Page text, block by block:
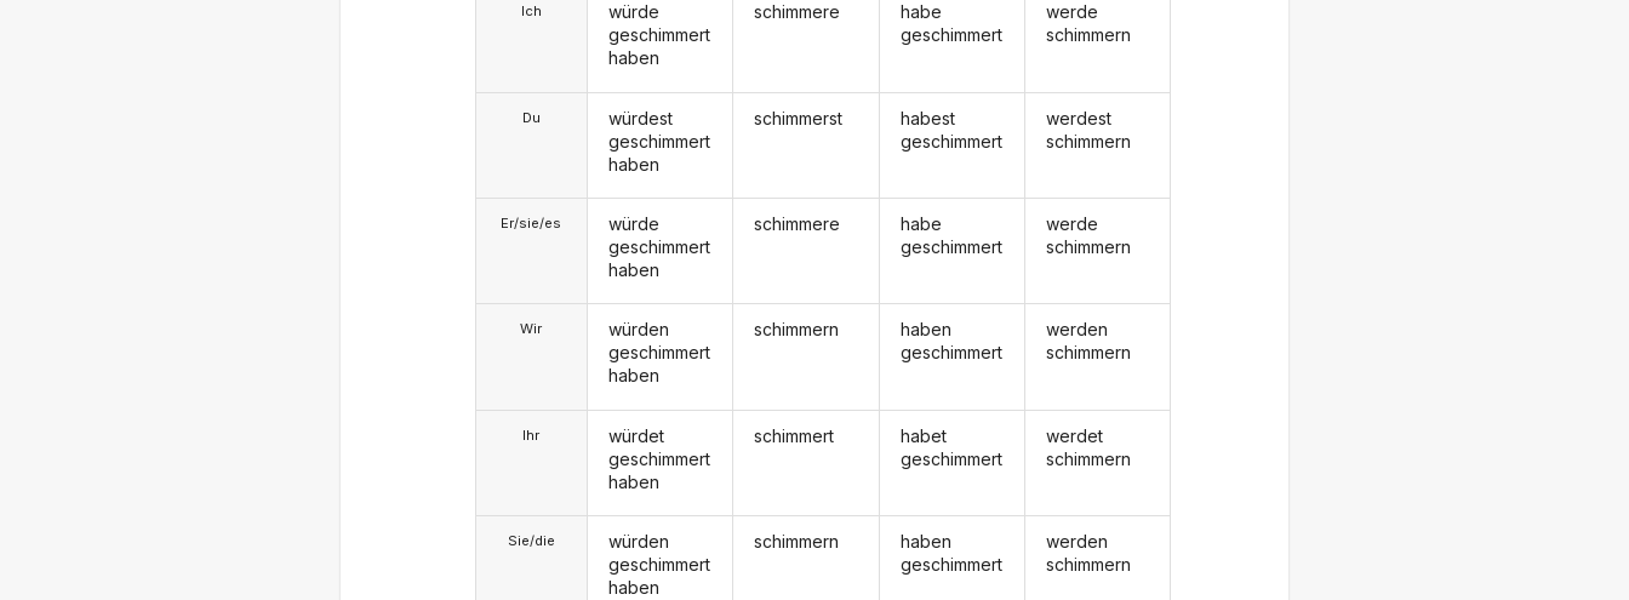
Ich
Du
Er/sie/es
Wir
Ihr
Sie/die
würde
geschimmert
haben
würdest
geschimmert
haben
würde
geschimmert
haben
würden
geschimmert
haben
würdet
geschimmert
haben
würden
geschimmert
haben
schimmere
schimmerst
schimmere
schimmern
schimmert
schimmern
habe
geschimmert
habest
geschimmert
habe
geschimmert
haben
geschimmert
habet
geschimmert
haben
geschimmert
werde
schimmern
werdest
schimmern
werde
schimmern
werden
schimmern
werdet
schimmern
werden
schimmern